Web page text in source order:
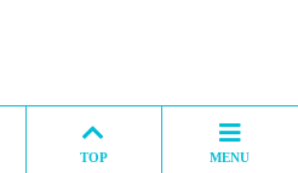
TOP MENU